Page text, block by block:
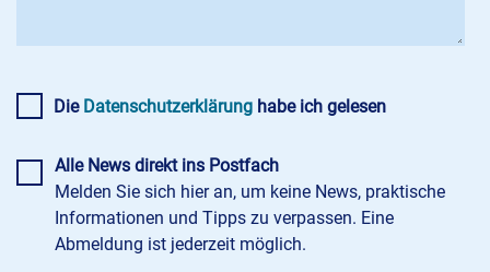
Die Datenschutzerklärung habe ich gelesen
Alle News direkt ins Postfach
Melden Sie sich hier an, um keine News, praktische
Informationen und Tipps zu verpassen. Eine
Abmeldung ist jederzeit möglich.